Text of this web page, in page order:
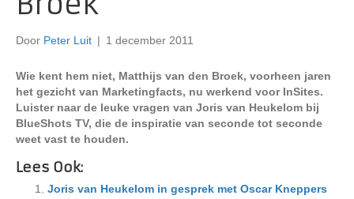
Door Peter Luit | 1 december 2011
Wie kent hem niet, Matthijs van den Broek, voorheen jaren
het gezicht van Marketingfacts, nu werkend voor InSites.
Luister naar de leuke vragen van Joris van Heukelom bij
BlueShots TV, die de inspiratie van seconde tot seconde
weet vast te houden.
Lees Ook:
Joris van Heukelom in gesprek met Oscar Kneppers